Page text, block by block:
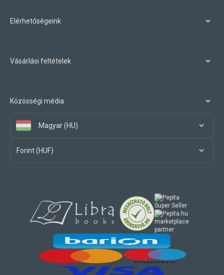
Elérhetőségeink
Vásárlási feltételek
Közösségi média
Magyar (HU)
Forint (HUF)
marketplace
partner